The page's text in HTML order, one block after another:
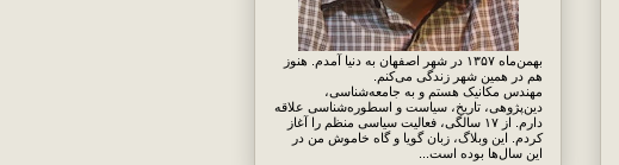
بهمن‌ماه ۱۳۵۷ در شهر اصفهان به دنیا آمدم. هنوز
هم در همین شهر زندگی می‌کنم.
مهندس مکانیک هستم و به جامعه‌شناسی،
دین‌پژوهی، تاریخ، سیاست و اسطوره‌شناسی علاقه
دارم. از ۱۷ سالگی، فعالیت سیاسی منظم را آغاز
کردم. این وبلاگ، زبان گویا و گاه خاموش من در
این سال‌ها بوده است...